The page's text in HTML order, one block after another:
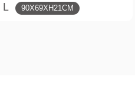
L 90X69XH21CM